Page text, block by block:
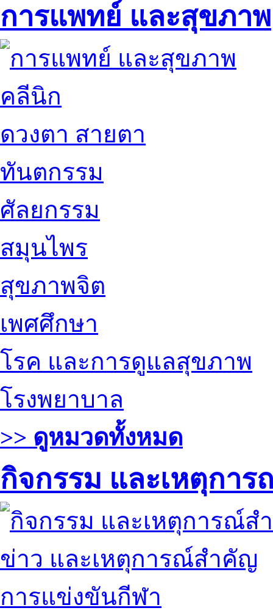
การแพทย์ และสุขภาพ
คลีนิก
ดวงตา สายตา
ทันตกรรม
ศัลยกรรม
สมุนไพร
สุขภาพจิต
เพศศึกษา
โรค และการดูแลสุขภาพ
โรงพยาบาล
>> ดูหมวดทั้งหมด
กิจกรรม และเหตุกา
ข่าว และเหตุการณ์สำคัญ
การแข่งขันกีฬา